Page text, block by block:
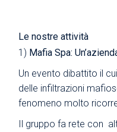
Le nostre attività
1) Mafia Spa:
Un evento dibattito il
delle infiltrazioni
fenomeno molto
Il gruppo fa rete con